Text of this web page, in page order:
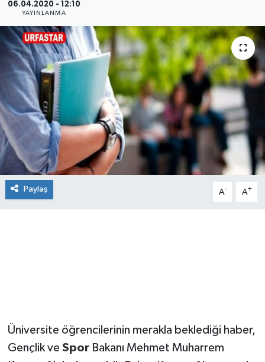
06.04.2020 - 12:10
YAYINLANMA
Paylaş A- A+
Üniversite öğrencilerinin merakla beklediği haber,
Gençlik ve SporBakanı Mehmet Muharrem
Magazin
Haber Arşivi